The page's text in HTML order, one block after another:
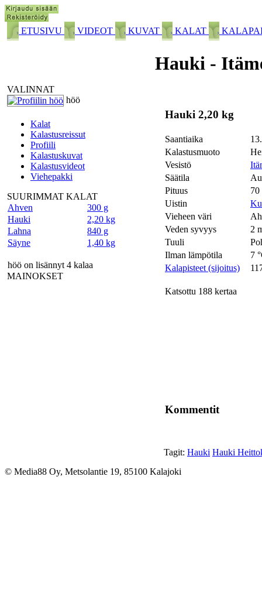
ETUSIVU VIDEOT KUVAT KALAT
VALINNAT
höö
Kalat
Kalastusreissut
Profiili
Kalastuskuvat
Kalastusvideot
Viehepakki
SUURIMMAT KALAT
Ahven
300 g
Hauki
2,20 kg
Lahna
840 g
Säyne
1,40 kg
höö on lisännyt 4 kalaa
MAINOKSET
Hauki -
Hauki 2,20 kg
Saantiaika
Kalastusmuoto
Vesistö
Säätila
Pituus
70
Uistin
Vieheen väri
Veden syvyys
2
Tuuli
Ilman lämpötila
7
Kalapisteet (sijoitus)
Katsottu 188 kertaa
Kommentit
Tagit: Hauki Hauki
© Media88 Oy, Metsolantie 19, 85100 Kalajoki